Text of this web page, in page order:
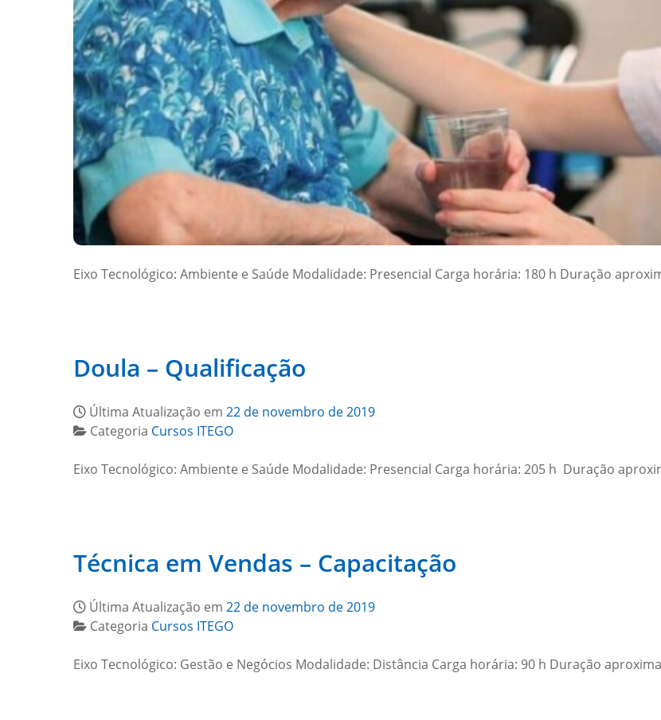
Eixo Tecnológico: Ambiente e Saúde Modalidade: Presencial Carga horária: 180 h Duração
Doula – Qualificação
Última Atualização em 22 de novembro de 2019
Categoria Cursos ITEGO
Eixo Tecnológico: Ambiente e Saúde Modalidade: Presencial Carga horária: 205 h Duração
Técnica em Vendas – Capacitação
Última Atualização em 22 de novembro de 2019
Categoria Cursos ITEGO
Eixo Tecnológico: Gestão e Negócios Modalidade: Distância Carga horária: 90 h Duração